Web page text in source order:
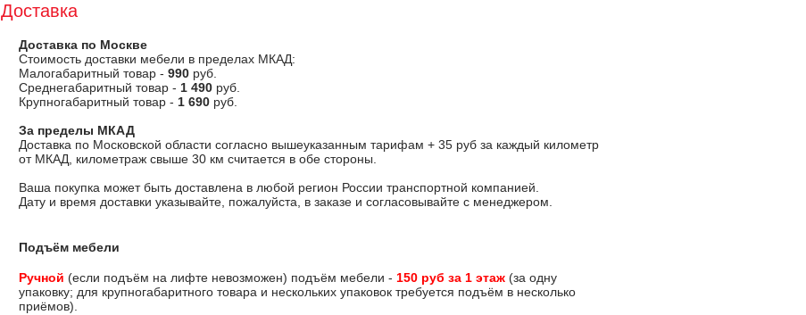
Доставка
Доставка по Москве
Стоимость доставки мебели в пределах МКАД:
Малогабаритный товар - 990 руб.
Среднегабаритный товар - 1 490 руб.
Крупногабаритный товар - 1 690 руб.
За пределы МКАД
Доставка по Московской области согласно вышеуказанным тарифам + 35 руб за каждый километр
от МКАД, километраж свыше 30 км считается в обе стороны.
Ваша покупка может быть доставлена в любой регион России транспортной компанией.
Дату и время доставки указывайте, пожалуйста, в заказе и согласовывайте с менеджером.
Подъём мебели
Ручной (если подъём на лифте невозможен) подъём мебели - 150 руб за 1 этаж (за одну
упаковку; для крупногабаритного товара и нескольких упаковок требуется подъём в несколько
приёмов).